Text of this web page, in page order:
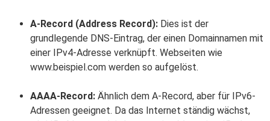
A-Record (Address Record): Dies ist der
grundlegende DNS-Eintrag, der einen Domainnamen mit
einer IPv4-Adresse verknüpft. Webseiten wie
www.beispiel.com werden so aufgelöst.
AAAA-Record: Ähnlich dem A-Record, aber für IPv6-
Adressen geeignet. Da das Internet ständig wächst,